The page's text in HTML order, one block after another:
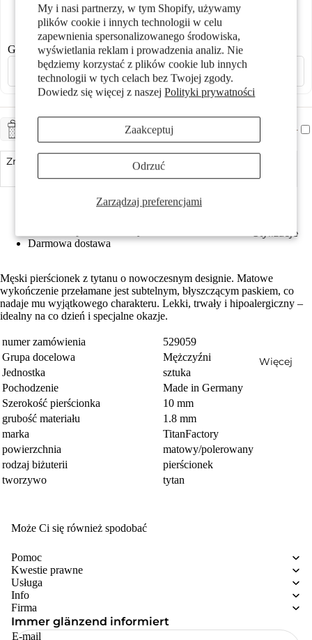
My i nasi partnerzy, w tym Shopify, używamy
plików cookie i innych technologii w celu
zapewnienia spersonalizowanego środowiska,
wyświetlania reklam i prowadzenia analiz. Nie
będziemy korzystać z plików cookie lub innych
technologii w tych celach bez Twojej zgody.
Dowiedz się więcej z naszejPolityki prywatności
Zarządzaj preferencjami
Zaakceptuj
Odrzuć
Stylizacje
Więcej
20,00 zł 20,00 zł 20,00 zł
Grawerowanie laserowe
ZAPAKUJ NA PREZENT + CHF 5.-
Zmniejsz ilość
Zwiększ ilość
Antyalergiczny i przyjazny dla skóry
Darmowa dostawa
Męski pierścionek z tytanu o nowoczesnym designie. Matowe
wykończenie przełamane jest subtelnym, błyszczącym paskiem, co
nadaje mu wyjątkowego charakteru. Lekki, trwały i hipoalergiczny –
idealny na co dzień i specjalne okazje.
numer zamówienia
529059
Grupa docelowa
Mężczyźni
Jednostka
sztuka
Pochodzenie
Made in Germany
Szerokość pierścionka
10 mm
grubość materiału
1.8 mm
marka
TitanFactory
powierzchnia
matowy/polerowany
rodzaj biżuterii
pierścionek
tworzywo
tytan
Może Ci się również spodobać
Pomoc
Kwestie prawne
Usługa
Info
Firma
Immer glänzend informiert
E-mail